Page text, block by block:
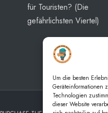
Um die besten
Technologien
dieser Website
für Touristen? (Die
gefährlichsten Viertel)